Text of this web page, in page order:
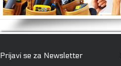
Prijavi se za Newsletter